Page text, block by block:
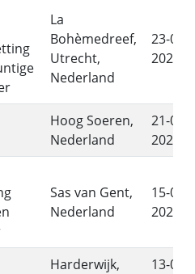
La
Bohèmedreef,
Utrecht,
Nederland
23-06-
2026
Hoog Soeren,
Nederland
21-06-
2026
Sas van Gent,
Nederland
15-06-
2026
Harderwijk,
13-06-